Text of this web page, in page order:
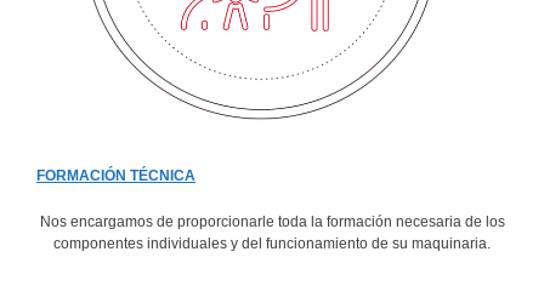
FORMACIÓN TÉCNICA
Nos encargamos de proporcionarle toda la formación necesaria de los
componentes individuales y del funcionamiento de su maquinaria.